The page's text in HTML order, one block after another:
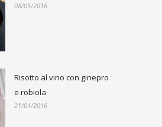
08/05/2016
Risotto al vino con ginepro
e robiola
21/01/2016